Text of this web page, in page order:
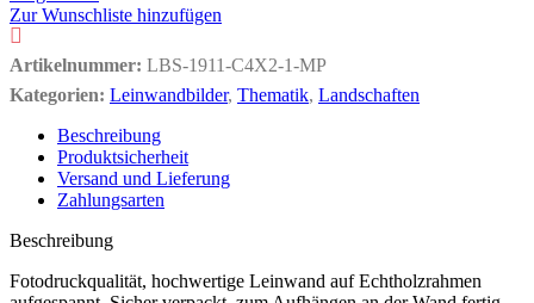
Zur Wunschliste hinzufügen
Artikelnummer: LBS-1911-C4X2-1-MP
Kategorien: Leinwandbilder, Thematik, Landschaften
Beschreibung
Produktsicherheit
Versand und Lieferung
Zahlungsarten
Beschreibung
Fotodruckqualität, hochwertige Leinwand auf Echtholzrahmen